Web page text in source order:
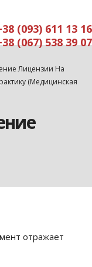
(093) 611 13 16
(067) 538 39 07
Лицензии На
(медицинская
отражает